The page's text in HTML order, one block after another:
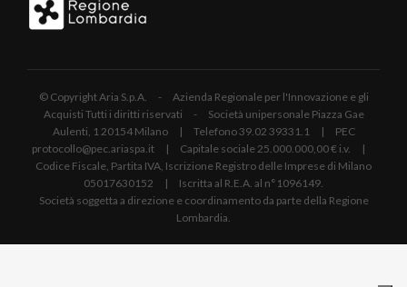
© Copyright Aria S.p.A. - Azienda Regionale per l'Innovazione e gli
Acquisti Tutti i diritti riservati - Società unipersonale Piazza Gae
Aulenti, 1 20154 Milano | Telefono 39.02 39331.1 | PEC
protocollo@pec.ariaspa.it | Capitale sociale 25.000.000,00 € i.v. |
Codice Fiscale, Partita IVA, Iscrizione Registro delle Imprese di Milano
05017630152 | Iscritta al R.E.A. al n°1096149.
Società soggetta a direzione e coordinamento da parte della Regione
Lombardia.